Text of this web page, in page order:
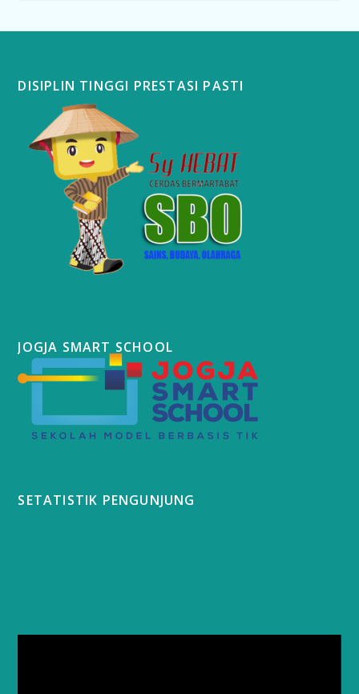
DISIPLIN TINGGI PRESTASI PASTI
JOGJA SMART SCHOOL
SETATISTIK PENGUNJUNG